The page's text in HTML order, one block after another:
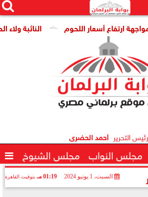


 النائبة ولاء ارتفاع أسعار اللحوم
رئيس التحرير أحمد الحضرى
مجلس النواب مجلس الشيوخ 
السبت، 1 يونيو 2024 01:19 مـ بتوقيت القاهرة